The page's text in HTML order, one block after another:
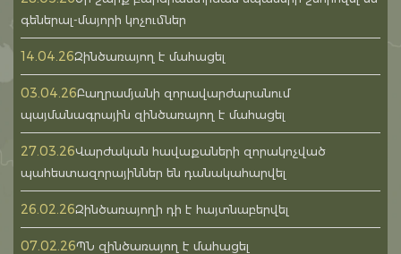
գեներալ-մայորի կոչումներ
14.04.26Զինծառայող է մահացել
03.04.26Բաղրամյանի զորավարժարանում
պայմանագրային զինծառայող է մահացել
27.03.26Վարժական հավաքաների զորակոչված
պահեստազորայիններ են դանակահարվել
26.02.26Զինծառայողի դի է հայտնաբերվել
07.02.26ՊՆ զինծառայող է մահացել